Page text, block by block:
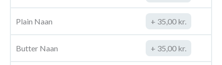
Plain Naan 35,00 kr.
Butter Naan 35,00 kr.